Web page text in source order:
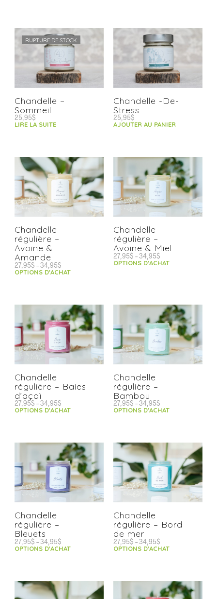
RUPTURE DE STOCK
Chandelle –
Sommeil
25,95$
LIRE LA SUITE
Chandelle -De-
Stress
25,95$
AJOUTER AU PANIER
Chandelle
régulière –
Avoine &
Amande
27,95$ –34,95$
OPTIONS D'ACHAT
Chandelle
régulière –
Avoine & Miel
27,95$ –34,95$
OPTIONS D'ACHAT
Chandelle
régulière – Baies
d’açaï
27,95$ –34,95$
OPTIONS D'ACHAT
Chandelle
régulière –
Bambou
27,95$ –34,95$
OPTIONS D'ACHAT
Chandelle
régulière –
Bleuets
27,95$ –34,95$
OPTIONS D'ACHAT
Chandelle
régulière – Bord
de mer
27,95$ –34,95$
OPTIONS D'ACHAT